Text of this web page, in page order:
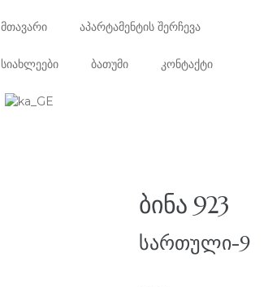
მთავარი აპარტამენტის შერჩევა
სიახლეები ბათუმი კონტაქტი
ᲑᲘᲜᲐ 923
ᲡᲐᲠᲗᲣᲚᲘ-9